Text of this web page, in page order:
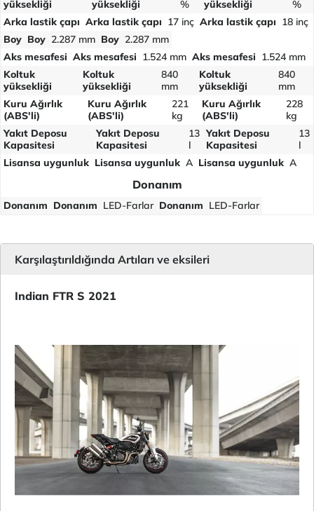
yüksekliği yüksekliği % yüksekliği
%
Arka lastik çapı Arka lastik çapı 17 inç Arka lastik çapı 18 inç
Boy Boy 2.287 mm Boy 2.287 mm
Aks mesafesi Aks mesafesi 1.524 mm Aks mesafesi 1.524 mm
Koltuk
yüksekliği
Koltuk
yüksekliği
840
mm
Koltuk
yüksekliği
840
mm
Kuru Ağırlık
(ABS'li)
Kuru Ağırlık
(ABS'li)
221
kg
Kuru Ağırlık
(ABS'li)
228
kg
Yakıt Deposu
Kapasitesi
Yakıt Deposu
Kapasitesi
13
l
Yakıt Deposu
Kapasitesi
13
l
Lisansa uygunluk Lisansa uygunluk A Lisansa uygunluk A
Donanım
Donanım Donanım LED-Farlar Donanım LED-Farlar
Karşılaştırıldığında Artıları ve eksileri
Indian FTR S 2021